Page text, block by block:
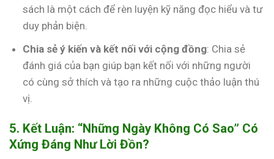
sách là một cách để rèn luyện kỹ năng đọc hiểu và tư
duy phản biện.
Chia sẻ ý kiến và kết nối với cộng đồng: Chia sẻ
đánh giá của bạn giúp bạn kết nối với những người
có cùng sở thích và tạo ra những cuộc thảo luận thú
vị.
5. Kết Luận: “Những Ngày Không Có Sao” Có
Xứng Đáng Như Lời Đồn?